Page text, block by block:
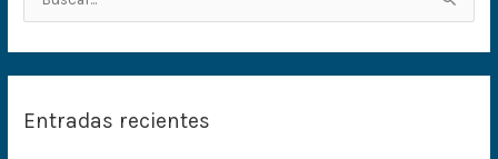
a
Entradas recientes